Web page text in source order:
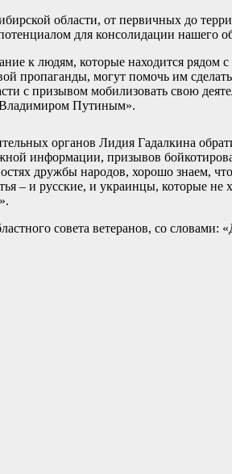
области, от первичных до
для консолидации нашего
к людям, которые находится рядом
пропаганды, могут помочь им
с призывом мобилизовать свою
Владимиром Путиным».
органов Лидия Гадалкина
информации, призывов
дружбы народов, хорошо знаем,
– и русские, и украинцы, которые не
совета ветеранов, со словами: